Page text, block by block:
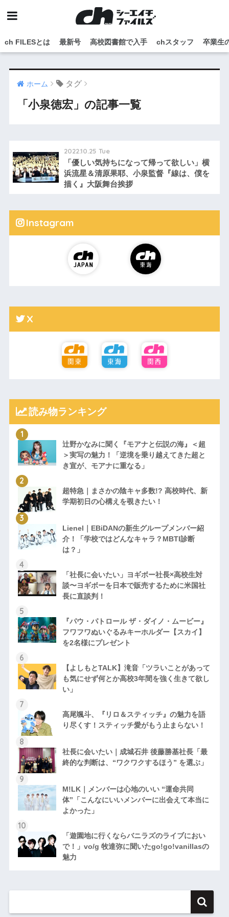
ch FILESとは 最新号 高校図書館で入手 chスタッフ 卒業生
ホーム タグ
「小泉徳宏」の記事一覧
2022.10.25 Tue
「優しい気持ちになって帰って欲しい」横
浜流星＆清原果耶、小泉監督『線は、僕を
描く』大阪舞台挨拶
Instagram
X
読み物ランキング
辻野かなみに聞く『モアナと伝説の海』＜超
＞実写の魅力！「逆境を乗り越えてきた超と
き宣が、モアナに重なる」
超特急｜まさかの陰キャ多数!? 高校時代、新
学期初日の心構えを覗きたい！
Lienel｜EBiDANの新生グループメンバー紹
介！「学校ではどんなキャラ？MBTI診断
は？」
「社長に会いたい」ヨギボー社長×高校生対
談〜ヨギボーを日本で販売するために米国社
長に直談判！
『パウ・パトロール ザ・ダイノ・ムービー』
フワフワぬいぐるみキーホルダー【スカイ】
を2名様にプレゼント
【よしもとTALK】滝音「ツラいことがあって
も気にせず何とか高校3年間を強く生きて欲し
い」
高尾颯斗、『リロ＆スティッチ』の魅力を語
り尽くす！スティッチ愛がもう止まらない！
社長に会いたい｜成城石井 後藤勝基社長「最
終的な判断は、“ワクワクするほう” を選ぶ」
M!LK｜メンバーは心地のいい “運命共同
体”「こんなにいいメンバーに出会えて本当に
よかった」
「遊園地に行くならバニラズのライブにおい
で！」vo/g 牧達弥に聞いたgo!go!vanillasの
魅力